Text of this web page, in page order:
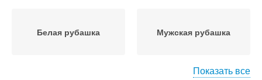
Белая рубашка Мужская рубашка
Показать все